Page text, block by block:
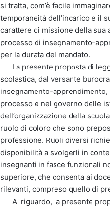
si tratta, com’è facile
temporaneità dell’incarico e il
carattere di missione della sua
processo di insegnamento-
per la durata del mandato.
La presente proposta di
scolastica, dal versante
insegnamento-
processo e nel governo delle
dell’organizzazione della
ruolo di coloro che sono
professione. Ruoli diversi
disponibilità a svolgerli in
insegnanti in fasce funzionali
superiore, che consenta ai
rilevanti, compreso quello di
Al riguardo, la presente